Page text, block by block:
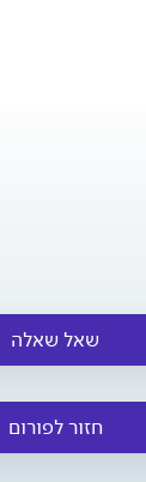
שאל שאלה
חזור לפורום